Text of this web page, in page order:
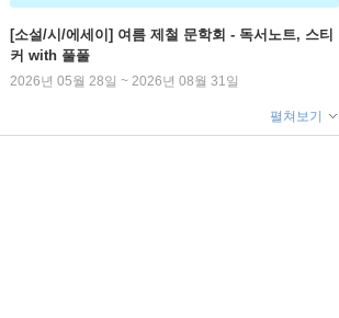
[소설/시/에세이] 여름 제철 문학회 - 독서노트, 스티
커 with 풀풀
2026년 05월 28일 ~ 2026년 08월 31일
펼쳐보기